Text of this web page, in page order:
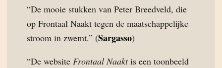
“De mooie stukken van Peter Breedveld, die
op Frontaal Naakt tegen de maatschappelijke
stroom in zwemt.” (Sargasso)
“De website Frontaal Naaktis een toonbeeld